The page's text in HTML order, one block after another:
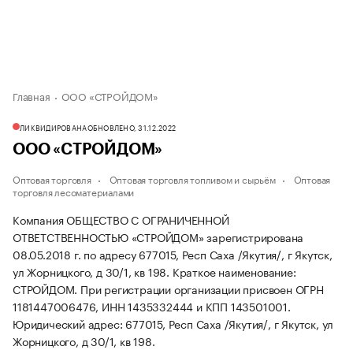
Главная ООО «СТРОЙДОМ»
ЛИКВИДИРОВАНАОБНОВЛЕНО, 31.12.2022
ООО «СТРОЙДОМ»
Оптовая торговля Оптовая торговля топливом и сырьём
Оптовая
торговля лесоматериалами
Компания ОБЩЕСТВО С ОГРАНИЧЕННОЙ
ОТВЕТСТВЕННОСТЬЮ «СТРОЙДОМ» зарегистрирована
08.05.2018 г. по адресу 677015, Респ Саха /Якутия/, г Якутск,
ул Жорницкого, д 30/1, кв 198. Краткое наименование:
СТРОЙДОМ. При регистрации организации присвоен ОГРН
1181447006476, ИНН 1435332444 и КПП 143501001.
Юридический адрес: 677015, Респ Саха /Якутия/, г Якутск, ул
Жорницкого, д 30/1, кв 198.